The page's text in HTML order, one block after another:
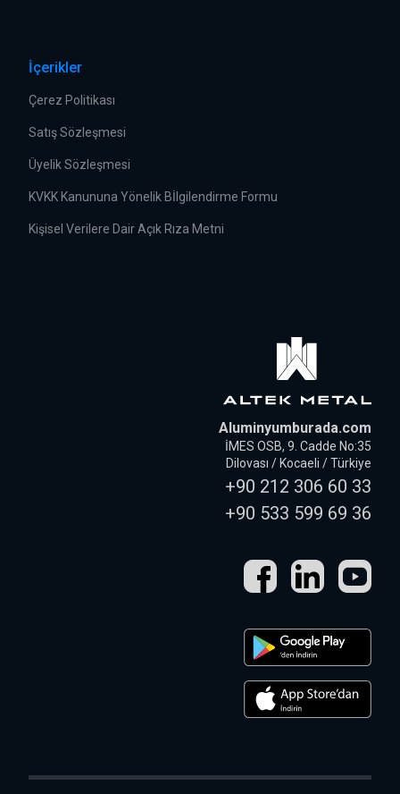
İçerikler
Çerez Politikası
Satış Sözleşmesi
Üyelik Sözleşmesi
KVKK Kanununa Yönelik Bİlgilendirme Formu
Kişisel Verilere Dair Açık Rıza Metni
Aluminyumburada.com
İMES OSB, 9. Cadde No:35
Dilovası / Kocaeli / Türkiye
+90 212 306 60 33
+90 533 599 69 36